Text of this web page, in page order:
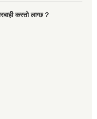
कस्तो लाग्छ ?